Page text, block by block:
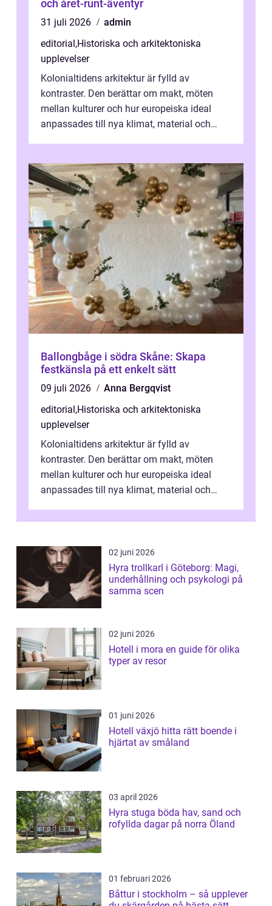
och året-runt-äventyr
31 juli 2026
admin
editorial,Historiska och arkitektoniska
upplevelser
Kolonialtidens arkitektur är fylld av
kontraster. Den berättar om makt, möten
mellan kulturer och hur europeiska ideal
anpassades till nya klimat, material och
Ballongbåge i södra Skåne: Skapa
festkänsla på ett enkelt sätt
09 juli 2026
Anna Bergqvist
editorial,Historiska och arkitektoniska
upplevelser
Kolonialtidens arkitektur är fylld av
kontraster. Den berättar om makt, möten
mellan kulturer och hur europeiska ideal
anpassades till nya klimat, material och
02 juni 2026
Hyra trollkarl i Göteborg: Magi,
underhållning och psykologi på
samma scen
02 juni 2026
Hotell i mora en guide för olika
typer av resor
01 juni 2026
Hotell växjö hitta rätt boende i
hjärtat av småland
03 april 2026
Hyra stuga böda hav, sand och
rofyllda dagar på norra Öland
01 februari 2026
Båttur i stockholm – så upplever